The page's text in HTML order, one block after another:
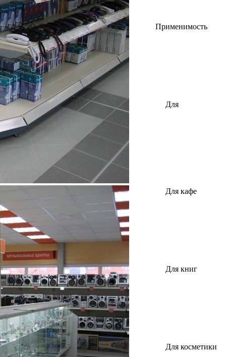
Применимость
Для
автозапчастей
Для кафе
Для книг
Для косметики